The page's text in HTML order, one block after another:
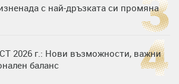
с най-дръзката си промяна
2026 г.: Нови възможности, важни
баланс